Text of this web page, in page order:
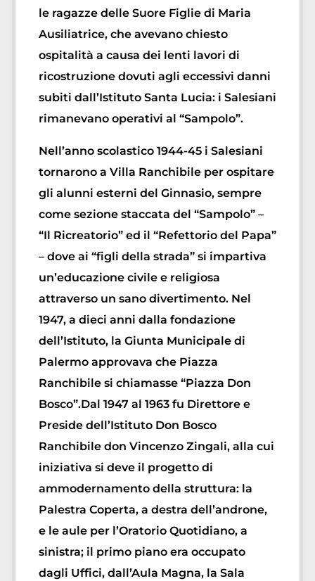
le ragazze delle Suore Figlie di Maria
Ausiliatrice, che avevano chiesto
ospitalità a causa dei lenti lavori di
ricostruzione dovuti agli eccessivi danni
subiti dall’Istituto Santa Lucia: i Salesiani
rimanevano operativi al “Sampolo”.
Nell’anno scolastico 1944-45 i Salesiani
tornarono a Villa Ranchibile per ospitare
gli alunni esterni del Ginnasio, sempre
come sezione staccata del “Sampolo” –
“Il Ricreatorio” ed il “Refettorio del Papa”
– dove ai “figli della strada” si impartiva
un’educazione civile e religiosa
attraverso un sano divertimento. Nel
1947, a dieci anni dalla fondazione
dell’Istituto, la Giunta Municipale di
Palermo approvava che Piazza
Ranchibile si chiamasse “Piazza Don
Bosco”.Dal 1947 al 1963 fu Direttore e
Preside dell’Istituto Don Bosco
Ranchibile don Vincenzo Zingali, alla cui
iniziativa si deve il progetto di
ammodernamento della struttura: la
Palestra Coperta, a destra dell’androne,
e le aule per l’Oratorio Quotidiano, a
sinistra; il primo piano era occupato
dagli Uffici, dall’Aula Magna, la Sala